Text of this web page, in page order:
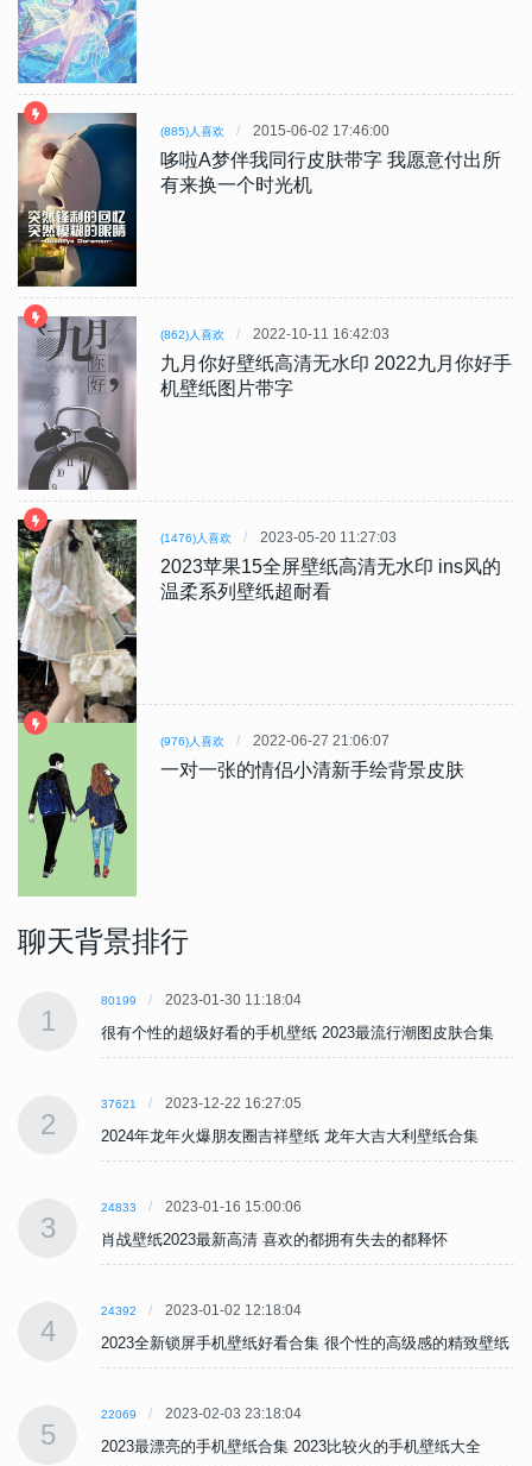
(885)人喜欢 2015-06-02 17:46:00
哆啦A梦伴我同行皮肤带字 我愿意付出所
有来换一个时光机
(862)人喜欢 2022-10-11 16:42:03
九月你好壁纸高清无水印 2022九月你好手
机壁纸图片带字
(1476)人喜欢 2023-05-20 11:27:03
2023苹果15全屏壁纸高清无水印 ins风的
温柔系列壁纸超耐看
(976)人喜欢 2022-06-27 21:06:07
一对一张的情侣小清新手绘背景皮肤
聊天背景排行
1
80199 2023-01-30 11:18:04
很有个性的超级好看的手机壁纸 2023最流行潮图皮肤合集
2
37621 2023-12-22 16:27:05
2024年龙年火爆朋友圈吉祥壁纸 龙年大吉大利壁纸合集
3
24833 2023-01-16 15:00:06
肖战壁纸2023最新高清 喜欢的都拥有失去的都释怀
4
24392 2023-01-02 12:18:04
2023全新锁屏手机壁纸好看合集 很个性的高级感的精致壁纸
5
22069 2023-02-03 23:18:04
2023最漂亮的手机壁纸合集 2023比较火的手机壁纸大全